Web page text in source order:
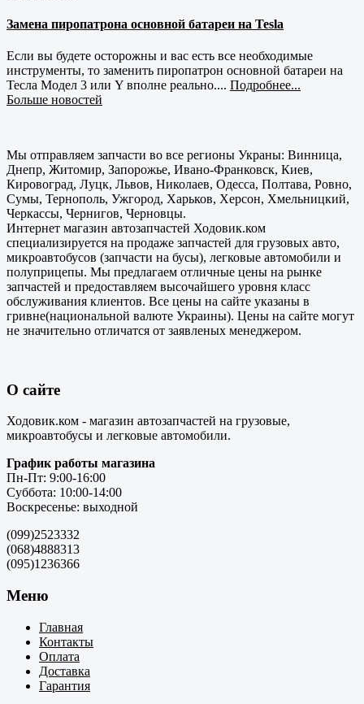
Замена пиропатрона основной батареи на Tesla
Если вы будете осторожны и вас есть все необходимые
инструменты, то заменить пиропатрон основной батареи на
Тесла Модел 3 или Y вполне реально.... Подробнее...
Больше новостей
Мы отправляем запчасти во все регионы Украны: Винница,
Днепр, Житомир, Запорожье, Ивано-Франковск, Киев,
Кировоград, Луцк, Львов, Николаев, Одесса, Полтава, Ровно,
Сумы, Тернополь, Ужгород, Харьков, Херсон, Хмельницкий,
Черкассы, Чернигов, Черновцы.
Интернет магазин автозапчастей Ходовик.ком
специализируется на продаже запчастей для грузовых авто,
микроавтобусов (запчасти на бусы), легковые автомобили и
полуприцепы. Мы предлагаем отличные цены на рынке
запчастей и предоставляем высочайшего уровня класс
обслуживания клиентов. Все цены на сайте указаны в
гривне(национальной валюте Украины). Цены на сайте могут
не значительно отличатся от заявленых менеджером.
О сайте
Ходовик.ком - магазин автозапчастей на грузовые,
микроавтобусы и легковые автомобили.
График работы магазина
Пн-Пт: 9:00-16:00
Суббота: 10:00-14:00
Воскресенье: выходной
(099)2523332
(068)4888313
(095)1236366
Меню
Главная
Контакты
Оплата
Доставка
Гарантия